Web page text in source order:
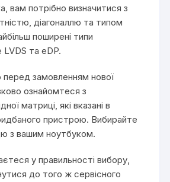
вам потрібно визначитися з
діагоналлю та типом
поширені типи
LVDS та eDP.
замовленням нової
ознайомтеся з
матриці, які вказані в
пристрою. Вибирайте
з вашим ноутбуком.
у правильності вибору,
до того ж сервісного